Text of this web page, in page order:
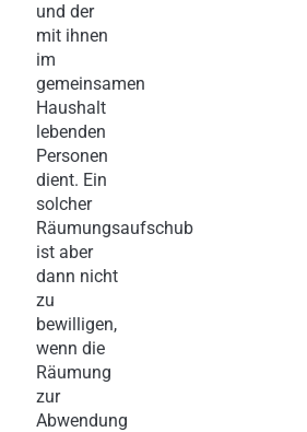
und der
mit ihnen
im
gemeinsamen
Haushalt
lebenden
Personen
dient. Ein
solcher
Räumungsaufschub
ist aber
dann nicht
zu
bewilligen,
wenn die
Räumung
zur
Abwendung